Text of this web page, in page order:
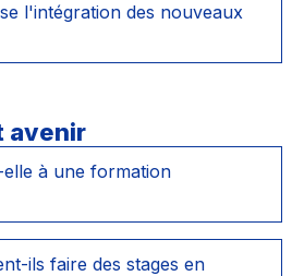
l'intégration des nouveaux
avenir
à une formation
ils faire des stages en